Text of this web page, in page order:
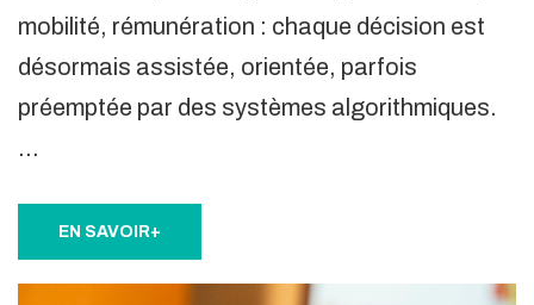
mobilité, rémunération : chaque décision est
désormais assistée, orientée, parfois
préemptée par des systèmes algorithmiques.
…
EN SAVOIR+